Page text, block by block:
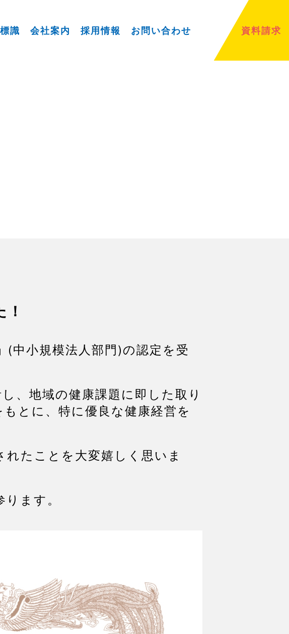
識 会社案内 採用情報 お問い合わせ 資料請求
(中小規模法人部門)の認定を受
、地域の健康課題に即した取り
とに、特に優良な健康経営を
たことを大変嬉しく思いま
ます。